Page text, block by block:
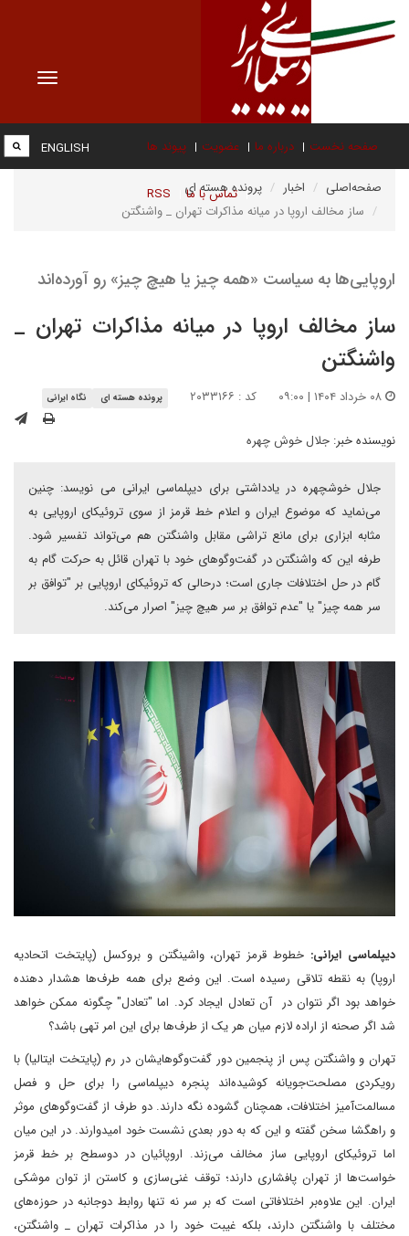
Toggle
صفحه نخست درباره ما عضویت پیوند ها
تماس با ما RSS
ENGLISH
صفحه‌اصلی اخبار
پرونده هسته ای
ساز مخالف اروپا در میانه مذاکرات تهران _ واشنگتن
اروپایی‌ها به سیاست «همه چیز یا هیچ چیز» رو آورده‌اند
ساز مخالف اروپا در میانه مذاکرات تهران _
واشنگتن
کد : ۲۰۳۳۱۶۶ پرونده هسته ای نگاه ایرانی
نویسنده خبر: جلال خوش چهره
جلال خوشچهره در یادداشتی برای دیپلماسی ایرانی می نویسد: چنین
می‌نماید که موضوع ایران و اعلام خط قرمز از سوی تروئیکای اروپایی به
مثابه ابزاری برای مانع تراشی مقابل واشنگتن هم می‌تواند تفسیر شود.
طرفه این که واشنگتن در گفت‌وگوهای خود با تهران قائل به حرکت گام به
گام در حل اختلافات جاری است؛ درحالی که تروئیکای اروپایی بر "توافق بر
سر همه چیز" یا "عدم توافق بر سر هیچ چیز" اصرار می‌کند.
دیپلماسی ایرانی: خطوط قرمز تهران، واشینگتن و بروکسل (پایتخت اتحادیه
اروپا) به نقطه تلاقی رسیده‌ است. این وضع برای همه طرف‌ها هشدار دهنده
خواهد بود اگر نتوان در آن تعادل ایجاد کرد. اما "تعادل" چگونه ممکن خواهد
شد اگر صحنه از اراده لازم میان هر یک از طرف‌ها برای این امر تهی باشد؟
تهران و واشنگتن پس از پنجمین دور گفت‌وگوهایشان در رم (پایتخت ایتالیا) با
رویکردی مصلحت‌جویانه کوشیده‌اند پنجره دیپلماسی را برای حل و فصل
مسالمت‌آمیز اختلافات، همچنان گشوده نگه دارند. دو طرف از گفت‌وگوهای موثر
و راهگشا سخن گفته و این که به دور بعدی نشست خود امیدوارند. در این میان
اما تروئیکای اروپایی ساز مخالف می‌زند. اروپائیان در دوسطح بر خط قرمز
خواست‌ها از تهران پافشاری دارند؛ توقف غنی‌سازی و کاستن از توان موشکی
ایران. این علاوه‌بر اختلافاتی است که بر سر نه تنها روابط دوجانبه در حوزه‌های
مختلف با واشنگتن دارند، بلکه غیبت خود را در مذاکرات تهران _ واشنگتن،